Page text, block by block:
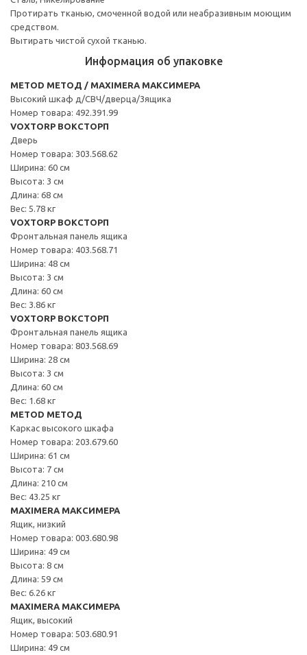
Протирать тканью, смоченной водой или неабразивным моющим
средством.
Вытирать чистой сухой тканью.
Информация об упаковке
METOD МЕТОД / MAXIMERA МАКСИМЕРА
Высокий шкаф д/СВЧ/дверца/3ящика
Номер товара: 492.391.99
VOXTORP ВОКСТОРП
Дверь
Номер товара: 303.568.62
Ширина: 60 см
Высота: 3 см
Длина: 68 см
Вес: 5.78 кг
VOXTORP ВОКСТОРП
Фронтальная панель ящика
Номер товара: 403.568.71
Ширина: 48 см
Высота: 3 см
Длина: 60 см
Вес: 3.86 кг
VOXTORP ВОКСТОРП
Фронтальная панель ящика
Номер товара: 803.568.69
Ширина: 28 см
Высота: 3 см
Длина: 60 см
Вес: 1.68 кг
METOD МЕТОД
Каркас высокого шкафа
Номер товара: 203.679.60
Ширина: 61 см
Высота: 7 см
Длина: 210 см
Вес: 43.25 кг
MAXIMERA МАКСИМЕРА
Ящик, низкий
Номер товара: 003.680.98
Ширина: 49 см
Высота: 8 см
Длина: 59 см
Вес: 6.26 кг
MAXIMERA МАКСИМЕРА
Ящик, высокий
Номер товара: 503.680.91
Ширина: 49 см